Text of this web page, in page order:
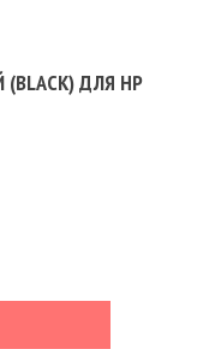
ДЛЯ HP